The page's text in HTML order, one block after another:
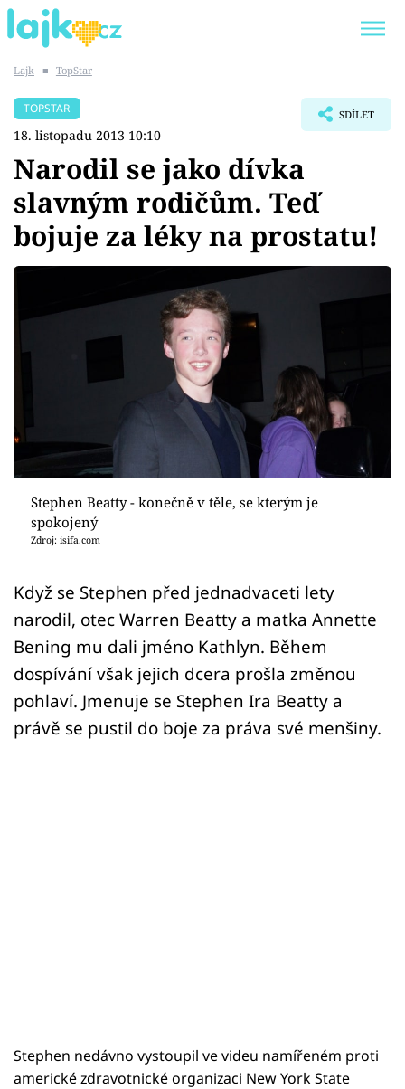
SHOPAHOLICADEL
Témata
Showbyznys
Youtubeři
Sex a vztahy
Videa
Sledujte prima+
Přihlášení
Sledujte nás
Lajk ■ TopStar
TOPSTAR
18. listopadu 2013 10:10
SDÍLET
Narodil se jako dívka
slavným rodičům. Teď
bojuje za léky na prostatu!
Stephen Beatty - konečně v těle, se kterým je
spokojený
Zdroj: isifa.com
Když se Stephen před jednadvaceti lety
narodil, otec Warren Beatty a matka Annette
Bening mu dali jméno Kathlyn. Během
dospívání však jejich dcera prošla změnou
pohlaví. Jmenuje se Stephen Ira Beatty a
právě se pustil do boje za práva své menšiny.
Stephen nedávno vystoupil ve videu namířeném proti
americké zdravotnické organizaci New York State